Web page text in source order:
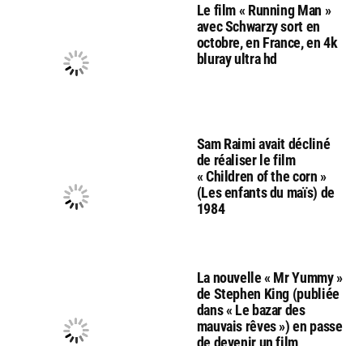
Le film « Running Man »
avec Schwarzy sort en
octobre, en France, en 4k
bluray ultra hd
Sam Raimi avait décliné
de réaliser le film
« Children of the corn »
(Les enfants du maïs) de
1984
La nouvelle « Mr Yummy »
de Stephen King (publiée
dans « Le bazar des
mauvais rêves ») en passe
de devenir un film